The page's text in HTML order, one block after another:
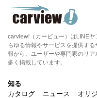
carview!（カービュー）はLINE
らゆる情報やサービスを提供す
報から、ユーザーや専門家のリ
多く掲載しています。
知る
カタログ
ニュース オリ